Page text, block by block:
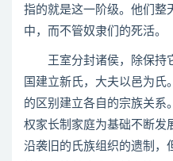
指的就是这一阶级。他们整
中，而不管奴隶们的死活。
王室分封诸侯，除保持
国建立新氏，大夫以邑为
的区别建立各自的宗族关系
权家长制家庭为基础不断发
沿袭旧的氏族组织的遗制，